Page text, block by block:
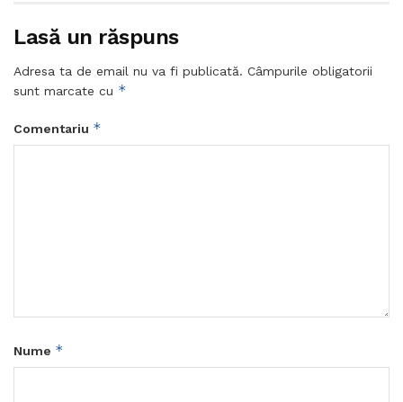
Lasă un răspuns
Adresa ta de email nu va fi publicată. Câmpurile obligatorii
sunt marcate cu *
Comentariu *
Nume *